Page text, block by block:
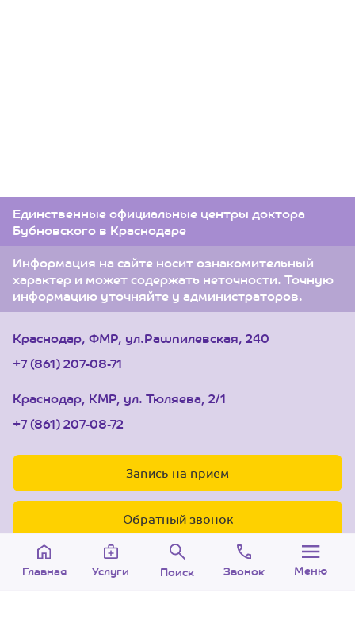
Единственные официальные центры доктора
Бубновского в Краснодаре
Информация на сайте носит ознакомительный
характер и может содержать неточности. Точную
информацию уточняйте у администраторов.
Краснодар, ФМР, ул.Рашпилевская, 240
+7 (861) 207-08-71
Краснодар, КМР, ул. Тюляева, 2/1
+7 (861) 207-08-72
Запись на прием
Обратный звонок
Главная Услуги Поиск Звонок Меню